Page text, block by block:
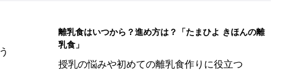
ール」、間違っているかも？「思い出があって捨てられない」に収納